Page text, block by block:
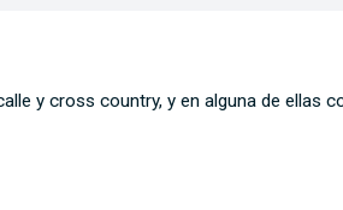
y cross country, y en alguna de ellas